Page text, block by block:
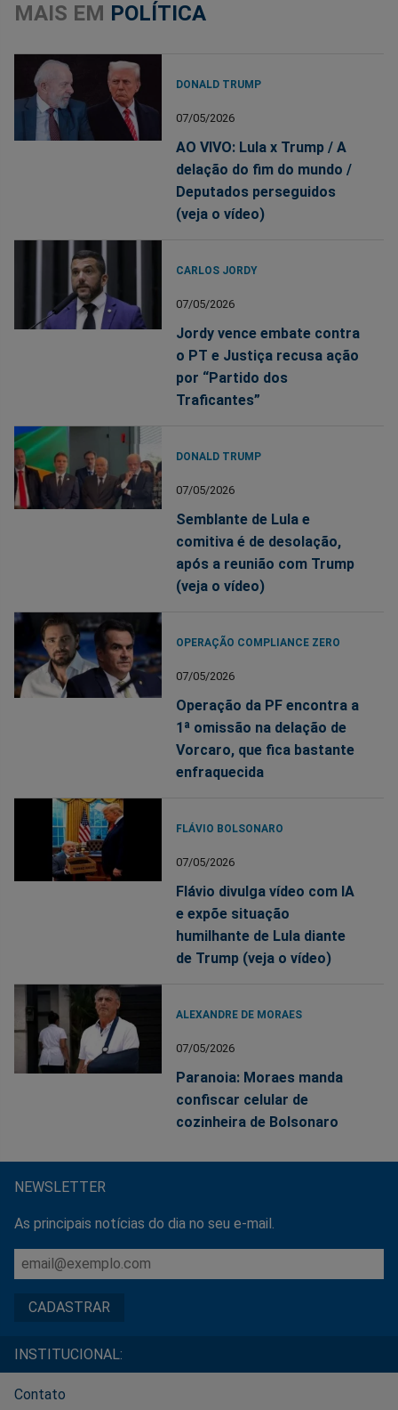
MAIS EM POLÍTICA
DONALD TRUMP
07/05/2026
AO VIVO: Lula x Trump / A
delação do fim do mundo /
Deputados perseguidos
(veja o vídeo)
CARLOS JORDY
07/05/2026
Jordy vence embate contra
o PT e Justiça recusa ação
por “Partido dos
Traficantes”
DONALD TRUMP
07/05/2026
Semblante de Lula e
comitiva é de desolação,
após a reunião com Trump
(veja o vídeo)
OPERAÇÃO COMPLIANCE ZERO
07/05/2026
Operação da PF encontra a
1ª omissão na delação de
Vorcaro, que fica bastante
enfraquecida
FLÁVIO BOLSONARO
07/05/2026
Flávio divulga vídeo com IA
e expõe situação
humilhante de Lula diante
de Trump (veja o vídeo)
ALEXANDRE DE MORAES
07/05/2026
Paranoia: Moraes manda
confiscar celular de
cozinheira de Bolsonaro
NEWSLETTER
As principais notícias do dia no seu e-mail.
INSTITUCIONAL:
Contato